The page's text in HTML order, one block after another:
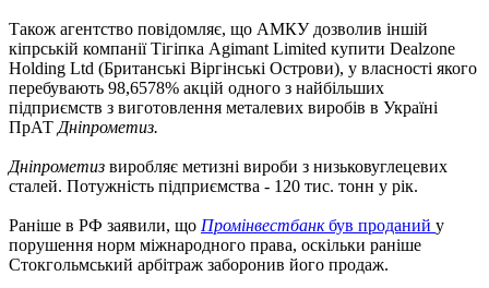
Також агентство повідомляє, що АМКУ дозволив іншій
кіпрській компанії Тігіпка Agimant Limited купити Dealzone
Holding Ltd (Британські Віргінські Острови), у власності якого
перебувають 98,6578% акцій одного з найбільших
підприємств з виготовлення металевих виробів в Україні
ПрАТ Дніпрометиз.
Дніпрометиз виробляє метизні вироби з низьковуглецевих
сталей. Потужність підприємства - 120 тис. тонн у рік.
Раніше в РФ заявили, що Промінвестбанкбув проданий у
порушення норм міжнародного права, оскільки раніше
Стокгольмський арбітраж заборонив його продаж.